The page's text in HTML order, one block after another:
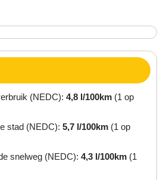
(NEDC): 4,8 l/100km (1 op
stad (NEDC): 5,7 l/100km (1 op
snelweg (NEDC): 4,3 l/100km (1